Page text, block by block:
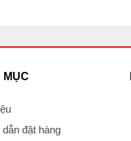
MỤC
đặt hàng